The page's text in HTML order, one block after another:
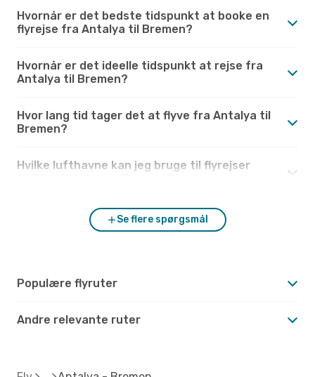
Hvornår er det bedste tidspunkt at booke en
flyrejse fra Antalya til Bremen?
Hvornår er det ideelle tidspunkt at rejse fra
Antalya til Bremen?
Hvor lang tid tager det at flyve fra Antalya til
Bremen?
Hvilke lufthavne kan jeg bruge til flyrejser
Se flere spørgsmål
Populære flyruter
Andre relevante ruter